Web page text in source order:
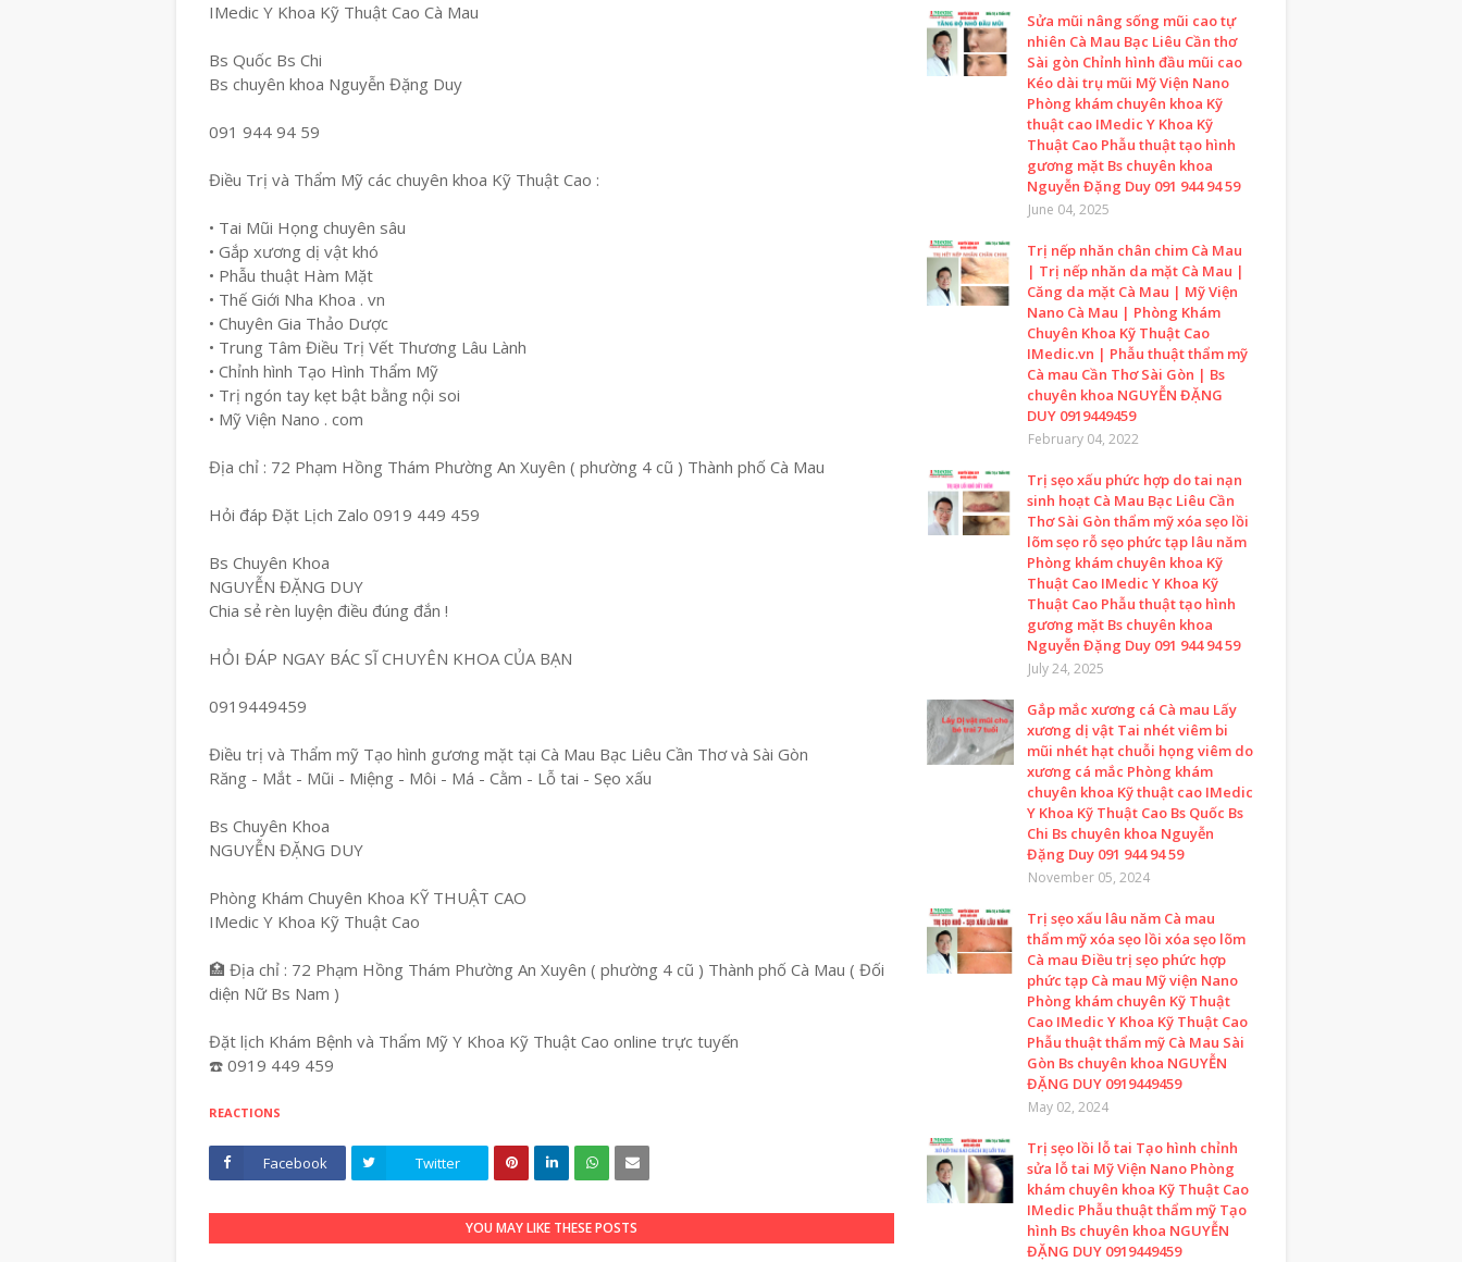
IMedic Y Khoa Kỹ Thuật Cao Cà Mau
Bs Quốc Bs Chi
Bs chuyên khoa Nguyễn Đặng Duy
091 944 94 59
Điều Trị và Thẩm Mỹ các chuyên khoa Kỹ Thuật Cao :
• Tai Mũi Họng chuyên sâu
• Gắp xương dị vật khó
• Phẫu thuật Hàm Mặt
• Thế Giới Nha Khoa . vn
• Chuyên Gia Thảo Dược
• Trung Tâm Điều Trị Vết Thương Lâu Lành
• Chỉnh hình Tạo Hình Thẩm Mỹ
• Trị ngón tay kẹt bật bằng nội soi
• Mỹ Viện Nano . com
Địa chỉ : 72 Phạm Hồng Thám Phường An Xuyên ( phường 4 cũ ) Thành phố Cà Mau
Hỏi đáp Đặt Lịch Zalo 0919 449 459
Bs Chuyên Khoa
NGUYỄN ĐẶNG DUY
Chia sẻ rèn luyện điều đúng đắn !
HỎI ĐÁP NGAY BÁC SĨ CHUYÊN KHOA CỦA BẠN
0919449459
Điều trị và Thẩm mỹ Tạo hình gương mặt tại Cà Mau Bạc Liêu Cần Thơ và Sài Gòn
Răng - Mắt - Mũi - Miệng - Môi - Má - Cằm - Lỗ tai - Sẹo xấu
Bs Chuyên Khoa
NGUYỄN ĐẶNG DUY
Phòng Khám Chuyên Khoa KỸ THUẬT CAO
IMedic Y Khoa Kỹ Thuật Cao
🏥 Địa chỉ : 72 Phạm Hồng Thám Phường An Xuyên ( phường 4 cũ ) Thành phố Cà Mau ( Đối
diện Nữ Bs Nam )
Đặt lịch Khám Bệnh và Thẩm Mỹ Y Khoa Kỹ Thuật Cao online trực tuyến
☎️ 0919 449 459
REACTIONS
Facebook Twitter
YOU MAY LIKE THESE POSTS
Sửa mũi nâng sống mũi cao tự
nhiên Cà Mau Bạc Liêu Cần thơ
Sài gòn Chỉnh hình đầu mũi cao
Kéo dài trụ mũi Mỹ Viện Nano
Phòng khám chuyên khoa Kỹ
thuật cao IMedic Y Khoa Kỹ
Thuật Cao Phẫu thuật tạo hình
gương mặt Bs chuyên khoa
Nguyễn Đặng Duy 091 944 94 59
June 04, 2025
Trị nếp nhăn chân chim Cà Mau
| Trị nếp nhăn da mặt Cà Mau |
Căng da mặt Cà Mau | Mỹ Viện
Nano Cà Mau | Phòng Khám
Chuyên Khoa Kỹ Thuật Cao
IMedic.vn | Phẫu thuật thẩm mỹ
Cà mau Cần Thơ Sài Gòn | Bs
chuyên khoa NGUYỄN ĐẶNG
DUY 0919449459
February 04, 2022
Trị sẹo xấu phức hợp do tai nạn
sinh hoạt Cà Mau Bạc Liêu Cần
Thơ Sài Gòn thẩm mỹ xóa sẹo lồi
lõm sẹo rỗ sẹo phức tạp lâu năm
Phòng khám chuyên khoa Kỹ
Thuật Cao IMedic Y Khoa Kỹ
Thuật Cao Phẫu thuật tạo hình
gương mặt Bs chuyên khoa
Nguyễn Đặng Duy 091 944 94 59
July 24, 2025
Gắp mắc xương cá Cà mau Lấy
xương dị vật Tai nhét viêm bi
mũi nhét hạt chuỗi họng viêm do
xương cá mắc Phòng khám
chuyên khoa Kỹ thuật cao IMedic
Y Khoa Kỹ Thuật Cao Bs Quốc Bs
Chi Bs chuyên khoa Nguyễn
Đặng Duy 091 944 94 59
November 05, 2024
Trị sẹo xấu lâu năm Cà mau
thẩm mỹ xóa sẹo lồi xóa sẹo lõm
Cà mau Điều trị sẹo phức hợp
phức tạp Cà mau Mỹ viện Nano
Phòng khám chuyên Kỹ Thuật
Cao IMedic Y Khoa Kỹ Thuật Cao
Phẫu thuật thẩm mỹ Cà Mau Sài
Gòn Bs chuyên khoa NGUYỄN
ĐẶNG DUY 0919449459
May 02, 2024
Trị sẹo lồi lỗ tai Tạo hình chỉnh
sửa lỗ tai Mỹ Viện Nano Phòng
khám chuyên khoa Kỹ Thuật Cao
IMedic Phẫu thuật thẩm mỹ Tạo
hình Bs chuyên khoa NGUYỄN
ĐẶNG DUY 0919449459